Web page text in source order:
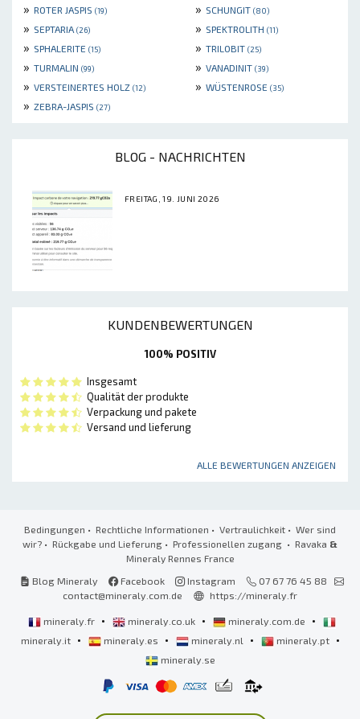
» ROTER JASPIS (19) » SCHUNGIT (80)
» SEPTARIA (26) » SPEKTROLITH (11)
» SPHALERITE (15) » TRILOBIT (25)
» TURMALIN (99) » VANADINIT (39)
» VERSTEINERTES HOLZ (12) » WÜSTENROSE (35)
» ZEBRA-JASPIS (27)
BLOG - NACHRICHTEN
FREITAG, 19. JUNI 2026
KUNDENBEWERTUNGEN
100% POSITIV
Insgesamt
Qualität der produkte
Verpackung und pakete
Versand und lieferung
ALLE BEWERTUNGEN ANZEIGEN
Bedingungen • Rechtliche Informationen • Vertraulichkeit • Wer sind
wir? • Rückgabe und Lieferung • Professionellen zugang • Ravaka &
Mineraly Rennes France
Blog Mineraly
Facebook Instagram
07 67 76 45 88
contact@mineraly.com.de
https://mineraly.fr
mineraly.fr • mineraly.co.uk • mineraly.com.de •
mineraly.it • mineraly.es • mineraly.nl • mineraly.pt •
mineraly.se